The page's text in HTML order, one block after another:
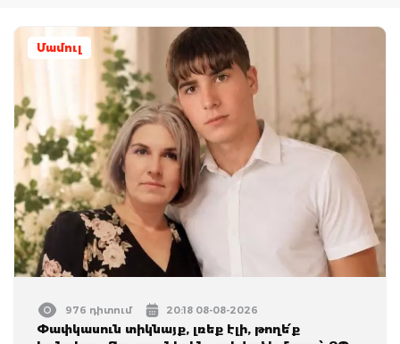
Մամուլ
976 դիտում 20:18 08-08-2026
Փափկասուն տիկնայք, լռեք էլի, թողե՛ք